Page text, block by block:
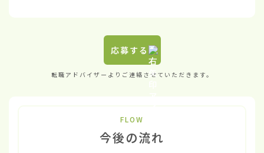
応募する
転職アドバイザーよりご連絡させていただきます。
FLOW
今後の流れ